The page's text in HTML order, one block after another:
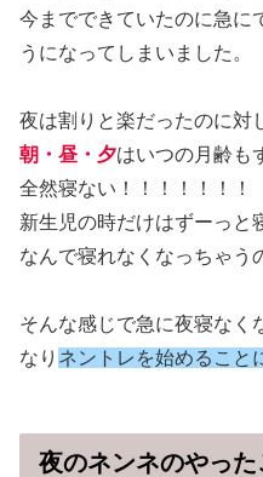
今までできていたのに急に
うになってしまいました。
夜は割りと楽だったのに対
朝・昼・夕はいつの月齢も
全然寝ない！！！！！！！
新生児の時だけはずーっと
なんで寝れなくなっちゃう
そんな感じで急に夜寝なく
なり ネントレを始めること
夜のネンネのやっ